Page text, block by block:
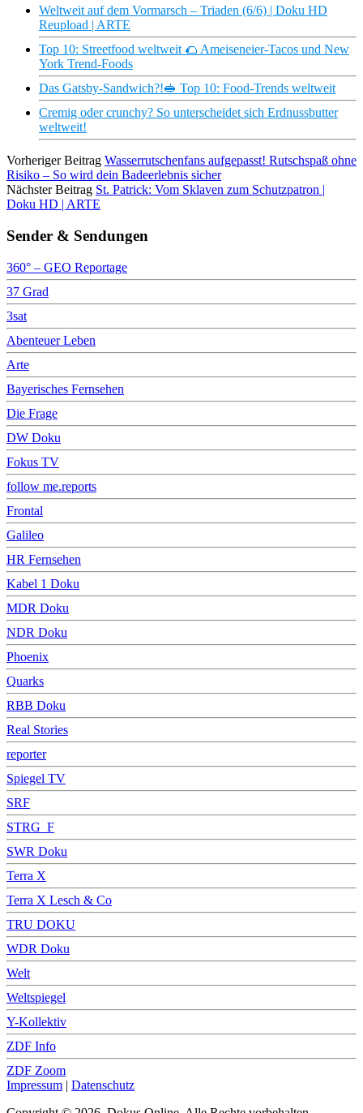
Weltweit auf dem Vormarsch – Triaden (6/6) | Doku HD
Reupload | ARTE
Top 10: Streetfood weltweit 🌮 Ameiseneier-Tacos und New
York Trend-Foods
Das Gatsby-Sandwich?!🥪 Top 10: Food-Trends weltweit
Cremig oder crunchy? So unterscheidet sich Erdnussbutter
weltweit!
Vorheriger Beitrag Wasserrutschenfans aufgepasst! Rutschspaß ohne
Risiko – So wird dein Badeerlebnis sicher
Nächster Beitrag St. Patrick: Vom Sklaven zum Schutzpatron |
Doku HD | ARTE
Sender & Sendungen
360° – GEO Reportage
37 Grad
3sat
Abenteuer Leben
Arte
Bayerisches Fernsehen
Die Frage
DW Doku
Fokus TV
follow me.reports
Frontal
Galileo
HR Fernsehen
Kabel 1 Doku
MDR Doku
NDR Doku
Phoenix
Quarks
RBB Doku
Real Stories
reporter
Spiegel TV
SRF
STRG_F
SWR Doku
Terra X
Terra X Lesch & Co
TRU DOKU
WDR Doku
Welt
Weltspiegel
Y-Kollektiv
ZDF Info
ZDF Zoom
Impressum | Datenschutz